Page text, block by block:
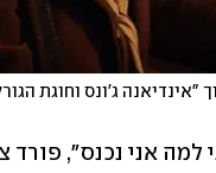
"אינדיאנה ג'ונס וחוגת